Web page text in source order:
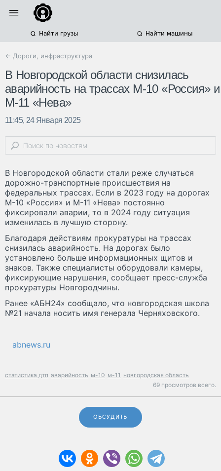
Найти грузы Найти машины
← Дороги, инфраструктура
В Новгородской области снизилась
аварийность на трассах М-10 «Россия» и
М-11 «Нева»
11:45, 24 Января 2025
В Новгородской области стали реже случаться
дорожно-транспортные происшествия на
федеральных трассах. Если в 2023 году на дорогах
М-10 «Россия» и М-11 «Нева» постоянно
фиксировали аварии, то в 2024 году ситуация
изменилась в лучшую сторону.
Благодаря действиям прокуратуры на трассах
снизилась аварийность. На дорогах было
установлено больше информационных щитов и
знаков. Также специалисты оборудовали камеры,
фиксирующие нарушения, сообщает пресс-служба
прокуратуры Новгородчины.
Ранее «АБН24» сообщало, что новгородская школа
№21 начала носить имя генерала Черняховского.
abnews.ru
статистика дтп аварийность м-10 м-11 новгородская область
69 просмотров всего.
ОБСУДИТЬ